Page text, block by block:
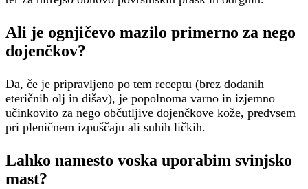
Ali je ognjičevo mazilo primerno za nego
dojenčkov?
Da, če je pripravljeno po tem receptu (brez dodanih
eteričnih olj in dišav), je popolnoma varno in izjemno
učinkovito za nego občutljive dojenčkove kože, predvsem
pri pleničnem izpuščaju ali suhih ličkih.
Lahko namesto voska uporabim svinjsko
mast?